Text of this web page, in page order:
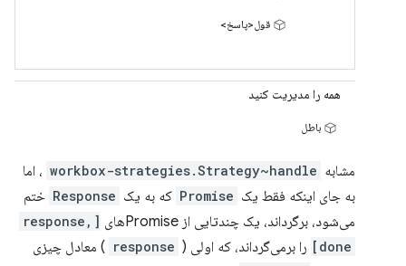
قول<پاسخ>
همه را مدیریت کنید
باطل
مشابه workbox-strategies.Strategy~handle ، اما
به جای اینکه فقط یک Promise که به یک Response ختم
می‌شود، برگرداند، یک چندتایی از Promiseهای
[response,
done]
را برمی‌گرداند، که اولی ( response ) معادل چیزی